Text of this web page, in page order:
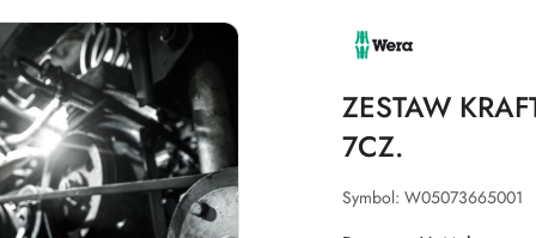
NAZWA
PRODUCENTA:
WERA
ZESTAW
7CZ.
Symbol: W05073665001